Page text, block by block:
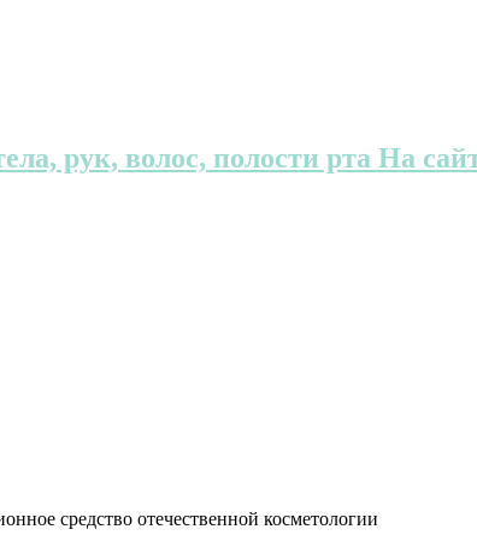
рук, волос, полости рта На
средство отечественной косметологии